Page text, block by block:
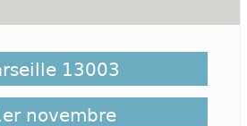
ici, cliquez sur le lien
13003 répertoriés sur
13003
novembre